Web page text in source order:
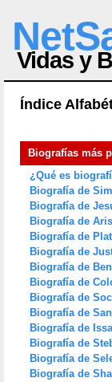
Vidas y
Índice
Biografías más
¿Qué es
Biografía de
Biografía de
Biografía de
Biografía de
Biografía de
Biografía de
Biografía de
Biografía de
Biografía de
Biografía de
Biografía de
Biografía de
Biografía de